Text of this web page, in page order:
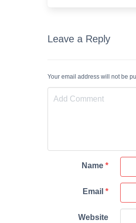
Leave a Reply
Your email address will not be
Name *
Email *
Website